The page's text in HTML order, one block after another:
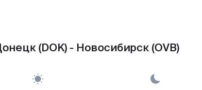
(DOK) - Новосибирск (OVB)